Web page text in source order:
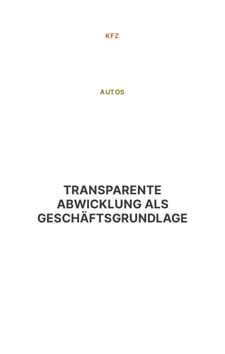
KFZ
AUTOS
TRANSPARENTE
ABWICKLUNG ALS
GESCHÄFTSGRUNDLAGE